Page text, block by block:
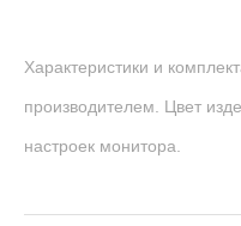
Характеристики и
производителем. Цвет
настроек монитора.